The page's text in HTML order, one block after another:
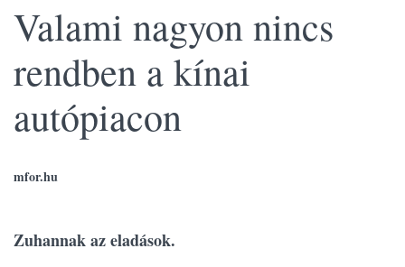
Valami nagyon nincs
rendben a kínai
autópiacon
mfor.hu
Zuhannak az eladások.